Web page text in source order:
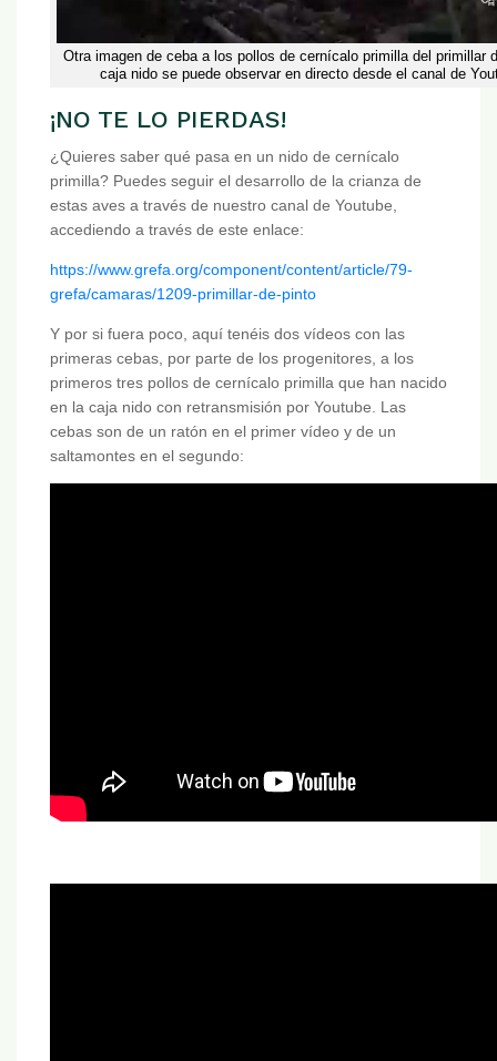
Otra imagen de ceba a los pollos de cernícalo primilla del primillar
caja nido se puede observar en directo desde el canal de
¡NO TE LO PIERDAS!
¿Quieres saber qué pasa en un nido de cernícalo
primilla? Puedes seguir el desarrollo de la crianza de
estas aves a través de nuestro canal de Youtube,
accediendo a través de este enlace:
https://www.grefa.org/component/content/article/79-
grefa/camaras/1209-primillar-de-pinto
Y por si fuera poco, aquí tenéis dos vídeos con las
primeras cebas, por parte de los progenitores, a los
primeros tres pollos de cernícalo primilla que han nacido
en la caja nido con retransmisión por Youtube. Las
cebas son de un ratón en el primer vídeo y de un
saltamontes en el segundo: